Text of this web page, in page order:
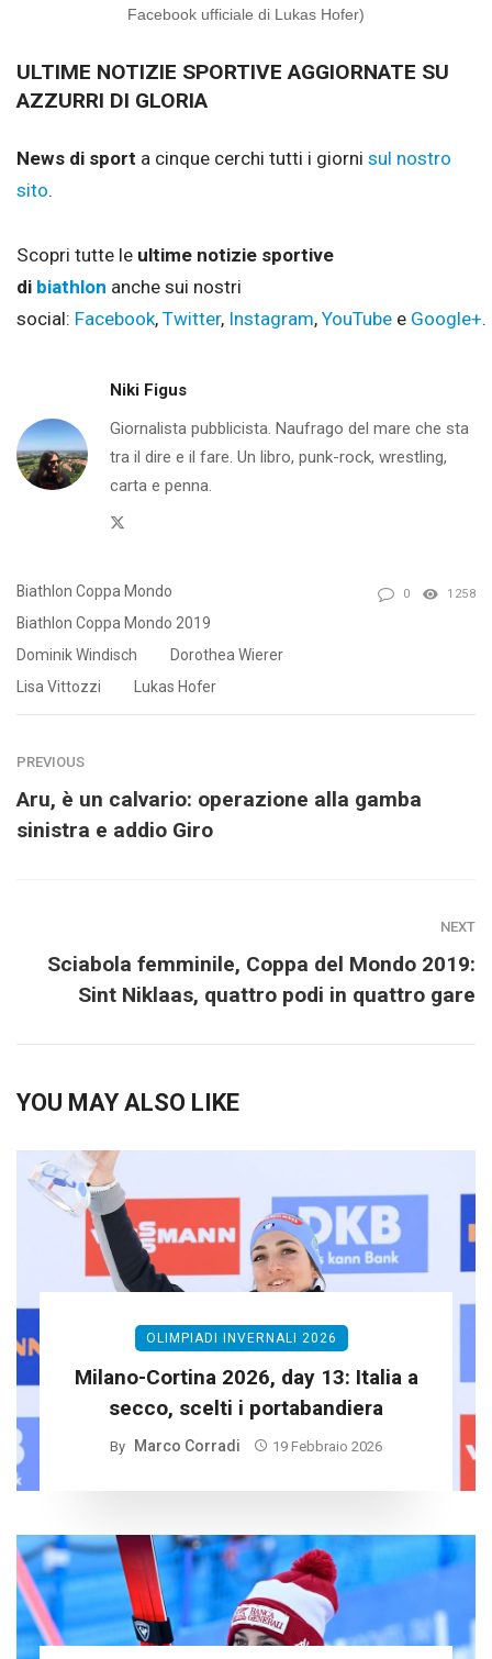
Facebook ufficiale di Lukas Hofer)
ULTIME NOTIZIE SPORTIVE AGGIORNATE SU
AZZURRI DI GLORIA
News di sport a cinque cerchi tutti i giorni sul nostro
sito.
Scopri tutte le ultime notizie sportive
di biathlon anche sui nostri
social: Facebook, Twitter, Instagram, YouTube e Google+.
Niki Figus
Giornalista pubblicista. Naufrago del mare che sta
tra il dire e il fare. Un libro, punk-rock, wrestling,
carta e penna.
Biathlon Coppa Mondo
Biathlon Coppa Mondo 2019
Dominik Windisch
Dorothea Wierer
Lisa Vittozzi
Lukas Hofer
0 1258
PREVIOUS
Aru, è un calvario: operazione alla gamba
sinistra e addio Giro
NEXT
Sciabola femminile, Coppa del Mondo 2019:
Sint Niklaas, quattro podi in quattro gare
YOU MAY ALSO LIKE
OLIMPIADI INVERNALI 2026
Milano-Cortina 2026, day 13: Italia a
secco, scelti i portabandiera
By Marco Corradi 19 Febbraio 2026